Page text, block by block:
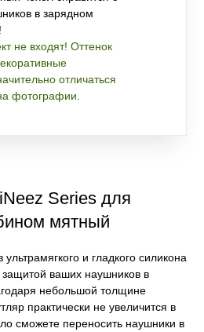
в зарядном
не входят! Оттенок
отличаться
фотографии.
Series для
мятный
и гладкого силикона
защитой ваших наушников в
небольшой толщине
практически не увеличится в
сможете переносить наушники в